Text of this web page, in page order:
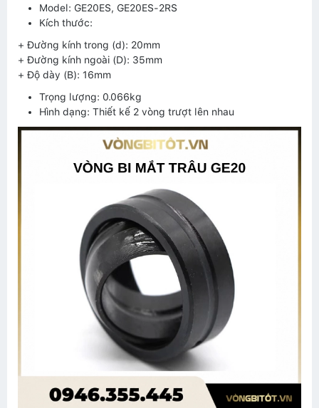
Model: GE20ES, GE20ES-2RS
Kích thước:
+ Đường kính trong (d): 20mm
+ Đường kính ngoài (D): 35mm
+ Độ dày (B): 16mm
Trọng lượng: 0.066kg
Hình dạng: Thiết kế 2 vòng trượt lên nhau